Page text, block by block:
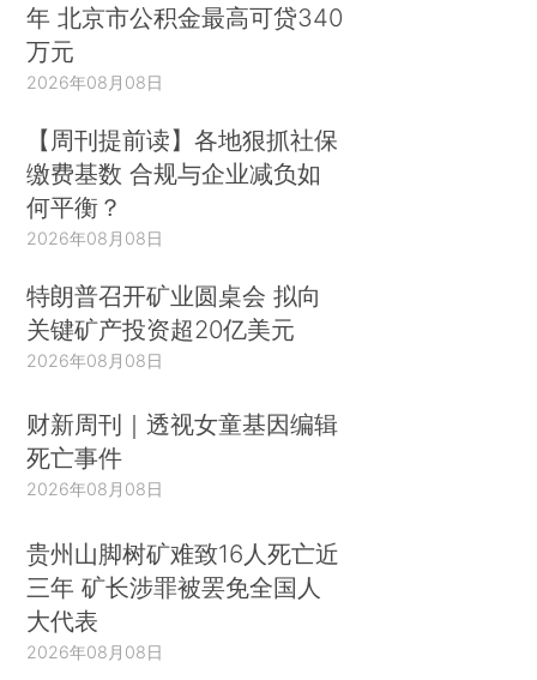
年 北京市公积金最高可贷340
万元
2026年08月08日
【周刊提前读】各地狠抓社保
缴费基数 合规与企业减负如
何平衡？
2026年08月08日
特朗普召开矿业圆桌会 拟向
关键矿产投资超20亿美元
2026年08月08日
财新周刊｜透视女童基因编辑
死亡事件
2026年08月08日
贵州山脚树矿难致16人死亡近
三年 矿长涉罪被罢免全国人
大代表
2026年08月08日